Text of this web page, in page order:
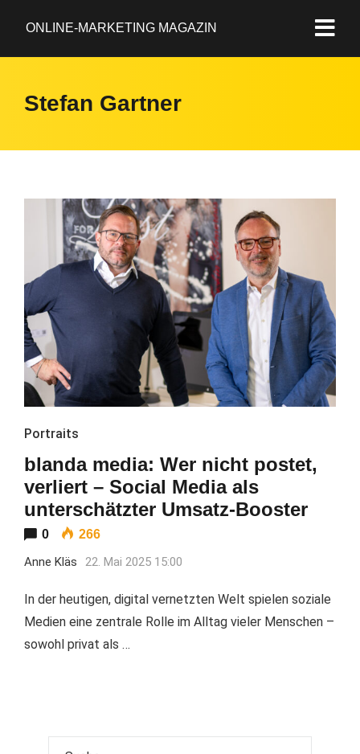
ONLINE-MARKETING MAGAZIN
Stefan Gartner
Portraits
blanda media: Wer nicht postet,
verliert – Social Media als
unterschätzter Umsatz-Booster
0 266
Anne Kläs 22. Mai 2025 15:00
In der heutigen, digital vernetzten Welt spielen soziale
Medien eine zentrale Rolle im Alltag vieler Menschen –
sowohl privat als …